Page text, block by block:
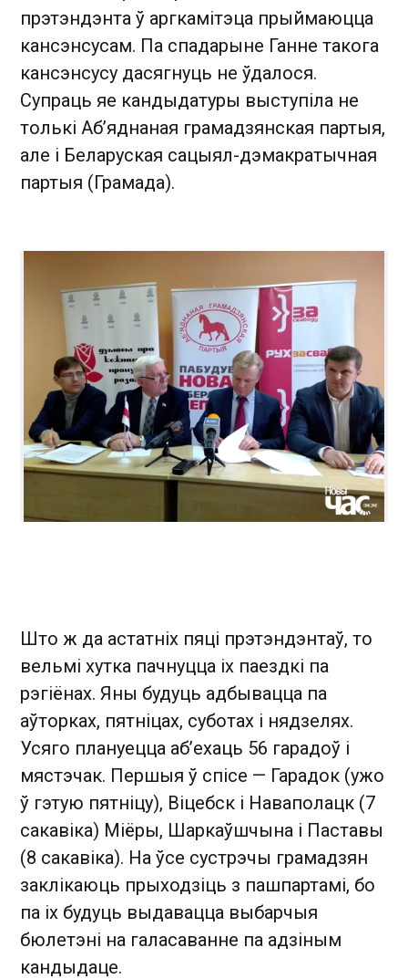
прэтэндэнта ў аргкамітэца прыймаюцца
кансэнсусам. Па спадарыне Ганне такога
кансэнсусу дасягнуць не ўдалося.
Супраць яе кандыдатуры выступіла не
толькі Аб’яднаная грамадзянская партыя,
але і Беларуская сацыял-дэмакратычная
партыя (Грамада).
Што ж да астатніх пяці прэтэндэнтаў, то
вельмі хутка пачнуцца іх паездкі па
рэгіёнах. Яны будуць адбывацца па
аўторках, пятніцах, суботах і нядзелях.
Усяго плануецца аб’ехаць 56 гарадоў і
мястэчак. Першыя ў спісе — Гарадок (ужо
ў гэтую пятніцу), Віцебск і Наваполацк (7
сакавіка) Міёры, Шаркаўшчына і Паставы
(8 сакавіка). На ўсе сустрэчы грамадзян
заклікаюць прыходзіць з пашпартамі, бо
па іх будуць выдавацца выбарчыя
бюлетэні на галасаванне па адзіным
кандыдаце.